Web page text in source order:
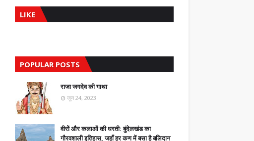
LIKE
POPULAR POSTS
राजा जगदेव की गाथा
जून 24, 2023
वीरों और कलाओं की धरती: बुंदेलखंड का
गौरवशाली इतिहास, जहाँ हर कण में बसा है बलिदान